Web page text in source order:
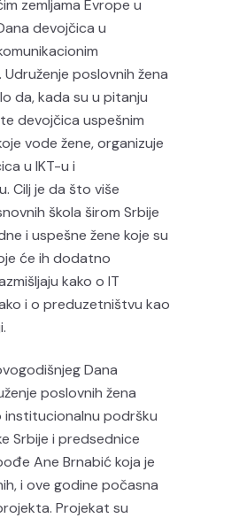
zemljama Evrope u
devojčica u
poslovnih žena
da, kada su u pitanju
devojčica uspešnim
vode žene, organizuje
u IKT-u i
Cilj je da što više
škola širom Srbije
i uspešne žene koje su
će ih dodatno
kako o IT
i o preduzetništvu kao
Dana
poslovnih žena
institucionalnu podršku
Srbije i predsednice
Ane Brnabić koja je
i ove godine počasna
Projekat su